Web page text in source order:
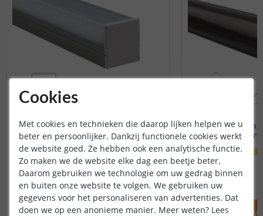
Led strip profiel breed
19 mm - compleet 1M
(8 reviews)
OP VOORRAAD 14,95
IN WINKELWAGEN
1M -
OP VOORRAAD
IN
Cookies
Met cookies en technieken die daarop lijken helpen we u
beter en persoonlijker. Dankzij functionele cookies werkt
de website goed. Ze hebben ook een analytische functie.
Zo maken we de website elke dag een beetje beter.
Daarom gebruiken we technologie om uw gedrag binnen
en buiten onze website te volgen. We gebruiken uw
gegevens voor het personaliseren van advertenties. Dat
doen we op een anonieme manier. Meer weten? Lees